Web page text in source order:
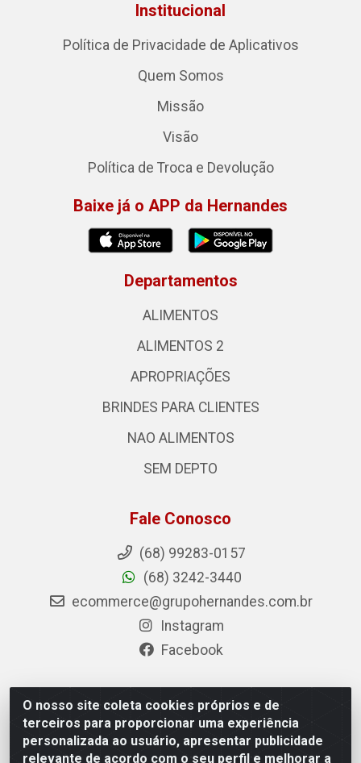
O nosso site coleta cookies próprios e de
terceiros para proporcionar uma experiência
personalizada ao usuário, apresentar publicidade
relevante de acordo com o seu perfil e melhorar a
Institucional
Política de Privacidade de Aplicativos
Quem Somos
Missão
Visão
Política de Troca e Devolução
Baixe já o APP da Hernandes
Departamentos
ALIMENTOS
ALIMENTOS 2
APROPRIAÇÕES
BRINDES PARA CLIENTES
NAO ALIMENTOS
SEM DEPTO
Fale Conosco
(68) 99283-0157
(68) 3242-3440
ecommerce@grupohernandes.com.br
Instagram
Facebook
Hernandes - Atacado e Distribuições - Rodovia Transacreana,
2155 - Floresta Sul, Rio Branco/AC - CEP 69.912-290 - CNPJ
12.996.556/0001-69